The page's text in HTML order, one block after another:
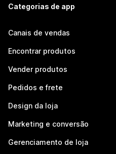
Categorias de app
Canais de vendas
Encontrar produtos
Vender produtos
Pedidos e frete
Design da loja
Marketing e conversão
Gerenciamento de loja